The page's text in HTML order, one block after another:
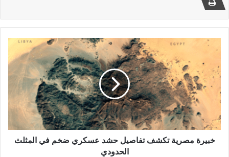
خبيرة
مصرية
تكشف
تفاصيل
حشد
عسكري
في
المثلث
الحدودي
خبيرة مصرية تكشف تفاصيل حشد عسكري ضخم في المثلث
الحدودي